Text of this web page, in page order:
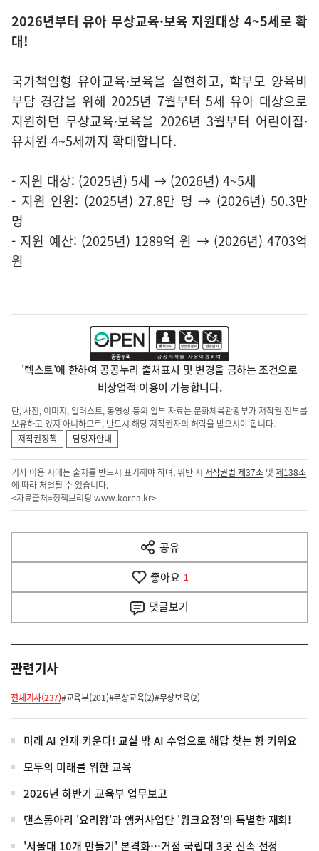
2026년부터 유아 무상교육·보육 지원대상 4~5세로 확
대!
국가책임형 유아교육·보육을 실현하고, 학부모 양육비
부담 경감을 위해 2025년 7월부터 5세 유아 대상으로
지원하던 무상교육·보육을 2026년 3월부터 어린이집·
유치원 4~5세까지 확대합니다.
- 지원 대상: (2025년) 5세 → (2026년) 4~5세
- 지원 인원: (2025년) 27.8만 명 → (2026년) 50.3만
명
- 지원 예산: (2025년) 1289억 원 → (2026년) 4703억
원
'텍스트'에 한하여 공공누리 출처표시 및 변경을 금하는 조건으로
비상업적 이용이 가능합니다.
단, 사진, 이미지, 일러스트, 동영상 등의 일부 자료는 문화체육관광부가 저작권 전부를
보유하고 있지 아니하므로, 반드시 해당 저작권자의 허락을 받으셔야 합니다.
저작권정책
담당자안내
기사 이용 시에는 출처를 반드시 표기해야 하며, 위반 시 저작권법 제37조 및제138조
에 따라 처벌될 수 있습니다.
<자료출처=정책브리핑 www.korea.kr>
다
음
공유
열
기
좋아요 1
댓글보기
관련기사
전체기사(237)#교육부(201)#무상교육(2)#무상보육(2)
미래 AI 인재 키운다! 교실 밖 AI 수업으로 해답 찾는 힘 키워요
모두의 미래를 위한 교육
2026년 하반기 교육부 업무보고
댄스동아리 '요리왕'과 앵커사업단 '윙크요정'의 특별한 재회!
'서울대 10개 만들기' 본격화…거점 국립대 3곳 신속 선정